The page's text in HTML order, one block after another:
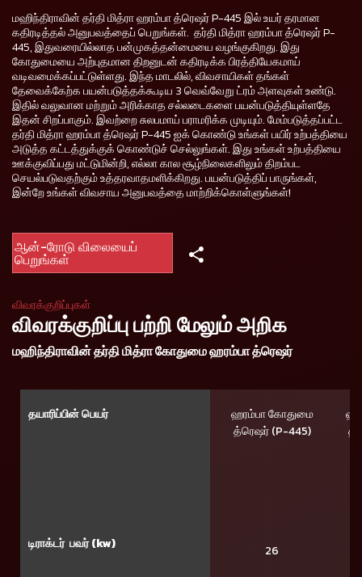
மஹிந்திராவின் தர்தி மித்ரா ஹரம்பா த்ரெஷர் P-445 இல் உயர் தரமான
கதிரடித்தல் அனுபவத்தைப் பெறுங்கள். தர்தி மித்ரா ஹரம்பா த்ரெஷர் P-
445, இதுவரையில்லாத பன்முகத்தன்மையை வழங்குகிறது. இது
கோதுமையை அற்புதமான திறனுடன் கதிரடிக்க பிரத்தியேகமாய்
வடிவமைக்கப்பட்டுள்ளது. இந்த மாடலில், விவசாயிகள் தங்கள்
தேவைக்கேற்க பயன்படுத்தக்கூடிய 3 வெவ்வேறு ட்ரம் அளவுகள் உண்டு.
இதில் வலுவான மற்றும் அரிக்காத சல்லடைகளை பயன்படுத்தியுள்ளதே
இதன் சிறப்பாகும். இவற்றை சுலபமாய் பராமரிக்க முடியும். மேம்படுத்தப்பட்ட
தர்தி மித்ரா ஹரம்பா த்ரெஷர் P-445 ஐக் கொண்டு உங்கள் பயிர் உற்பத்தியை
அடுத்த கட்டத்துக்குக் கொண்டுச் செல்லுங்கள். இது உங்கள் உற்பத்தியை
ஊக்குவிப்பது மட்டுமின்றி, எல்லா கால சூழ்நிலைகளிலும் திறம்பட
செயல்படுவதற்கும் உத்தரவாதமளிக்கிறது. பயன்படுத்திப் பாருங்கள்,
இன்றே உங்கள் விவசாய அனுபவத்தை மாற்றிக்கொள்ளுங்கள்!
ஆன்-ரோடு விலையைப்
பெறுங்கள்
விவரக்குறிப்புகள்
விவரக்குறிப்பு பற்றி மேலும் அறிக
மஹிந்திராவின் தர்தி மித்ரா கோதுமை ஹரம்பா த்ரெஷர்
தயாரிப்பின் பெயர்
டிராக்டர் பவர் (kw)
ஹரம்பா கோதுமை
த்ரெஷர் (P-445)
26